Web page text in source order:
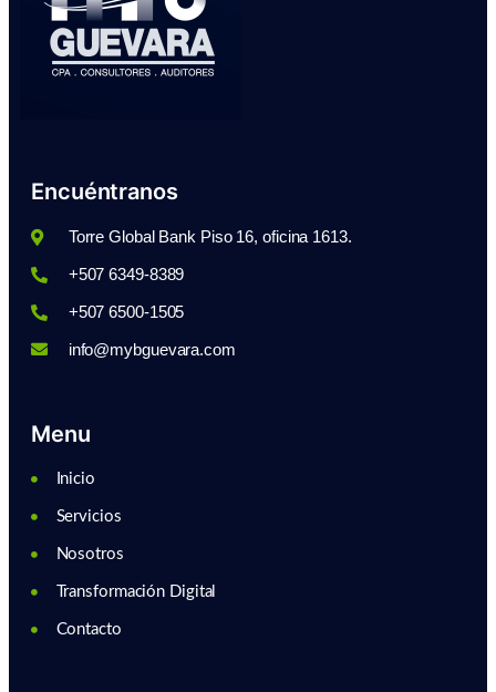
Encuéntranos
Torre Global Bank Piso 16, oficina 1613.
+507 6349-8389
+507 6500-1505
info@mybguevara.com
Menu
Inicio
Servicios
Nosotros
Transformación Digital
Contacto